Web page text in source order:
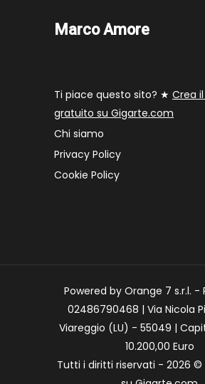
Marco Amore
Ti piace questo sito? ★ Crea
gratuito su Gigarte.com
Chi siamo
Privacy Policy
Cookie Policy
Powered by Orange 7 s.r.l. -
02486790468 | Via Nicola
Viareggio (LU) - 55049 |
10.200,00 Euro
Tutti i diritti riservati - 2026